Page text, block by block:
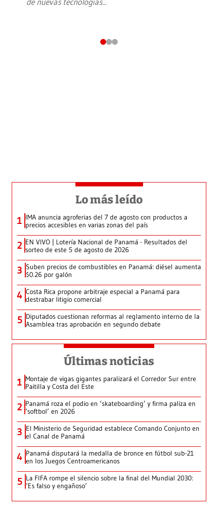
Lo más leído
1 IMA anuncia agroferias del 7 de agosto con productos a
precios accesibles en varias zonas del país
2 EN VIVO | Lotería Nacional de Panamá - Resultados del
sorteo de este 5 de agosto de 2026
3 Suben precios de combustibles en Panamá: diésel aumenta
$0.26 por galón
4 Costa Rica propone arbitraje especial a Panamá para
destrabar litigio comercial
5 Diputados cuestionan reformas al reglamento interno de la
Asamblea tras aprobación en segundo debate
Últimas noticias
1 Montaje de vigas gigantes paralizará el Corredor Sur entre
Paitilla y Costa del Este
2 Panamá roza el podio en ‘skateboarding’ y firma paliza en
‘softbol’ en 2026
3 El Ministerio de Seguridad establece Comando Conjunto en
el Canal de Panamá
4 Panamá disputará la medalla de bronce en fútbol sub-21
en los Juegos Centroamericanos
5 La FIFA rompe el silencio sobre la final del Mundial 2030:
‘Es falso y engañoso’